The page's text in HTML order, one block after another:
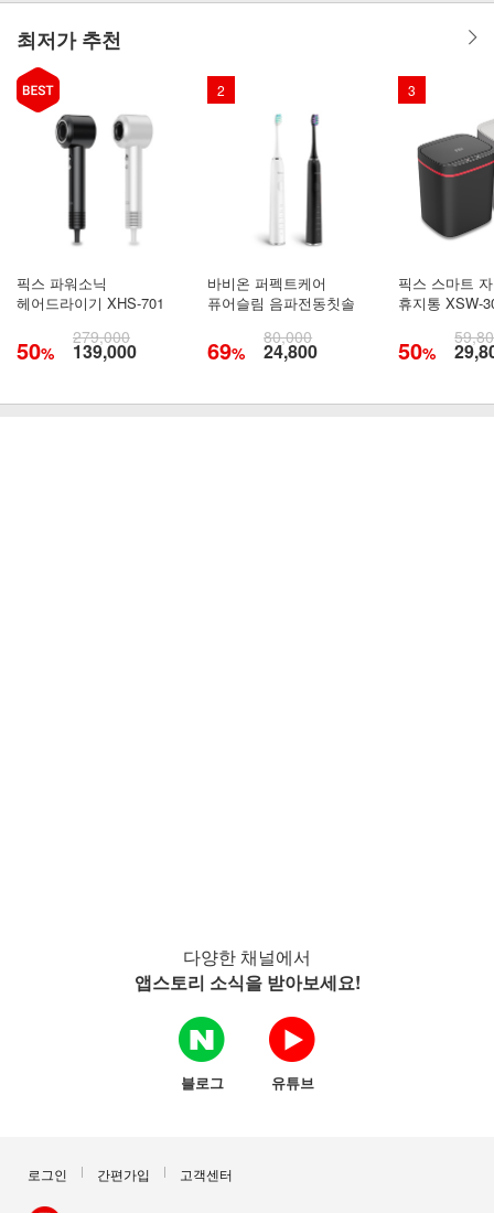
최저가 추천
픽스 파워소닉
헤어드라이기 XHS-701
50%
279,000
139,000
2
바비온 퍼펙트케어
퓨어슬림 음파전동칫솔
69%
80,000
24,800
3
픽스 스마트
휴지통 XSW-
50%
다양한 채널에서
앱스토리 소식을 받아보세요!
블로그 유튜브
로그인 간편가입 고객센터